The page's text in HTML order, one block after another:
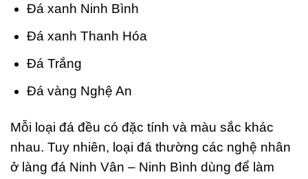
Đá xanh Ninh Bình
Đá xanh Thanh Hóa
Đá Trắng
Đá vàng Nghệ An
Mỗi loại đá đều có đặc tính và màu sắc khác
nhau. Tuy nhiên, loại đá thường các nghệ nhân
ở làng đá Ninh Vân – Ninh Bình dùng để làm